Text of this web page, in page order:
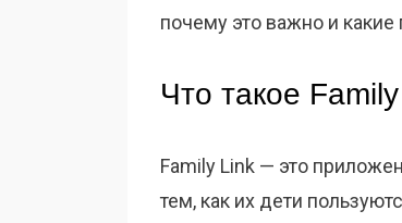
почему это важно и
Что такое
Family Link — это
тем, как их дети